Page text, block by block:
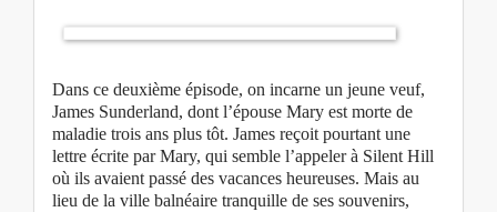
Dans ce deuxième épisode, on incarne un jeune veuf,
James Sunderland, dont l’épouse Mary est morte de
maladie trois ans plus tôt. James reçoit pourtant une
lettre écrite par Mary, qui semble l’appeler à Silent Hill
où ils avaient passé des vacances heureuses. Mais au
lieu de la ville balnéaire tranquille de ses souvenirs,